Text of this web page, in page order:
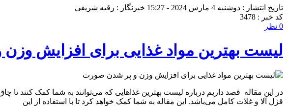
تاریخ انتشار : دوشنبه 4 مارس 2024 - 15:27
خبرنگار : رقیه شریفی
کد خبر : 3478
0 نظر
لیست بهترین مواد غذایی برای افزایش
در این مقاله قصد داریم درباره لیست بهترین غذاهایی که می‌توانند به شما کمک کنند
قزل آلا و غلات کامل می‌باشد. این مقاله به شما کمک خواهد کرد تا با استفاده از این